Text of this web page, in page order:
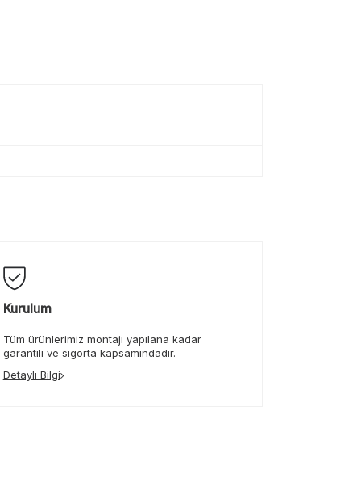
Kurulum
Tüm ürünlerimiz montajı yapılana kadar
garantili ve sigorta kapsamındadır.
Detaylı Bilgi